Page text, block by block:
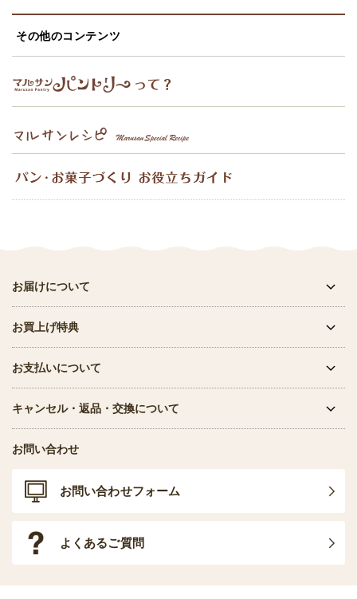
その他のコンテンツ
お届けについて
お買上げ特典
お支払いについて
キャンセル・返品・交換について
お問い合わせ
お問い合わせフォーム
よくあるご質問